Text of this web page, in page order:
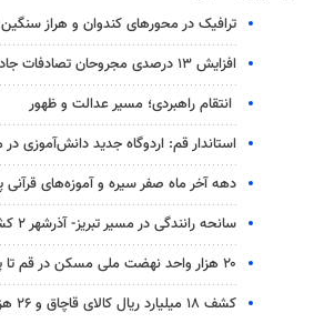
ترافیک در محورهای کندوان و هراز
افزایش ۱۳ درصدی مجروحان تصادفات جاده‌ای در ایام اربعین
انتقام راهبردی؛ مسیر عدالت و ظهور
استاندار قم: اردوگاه جدید دانش‌آموزی
دهه آخر ماه صفر سیره و آموزه‌های قرآنی
سانحه رانندگی در مسیر تبریز- آذرشهر ۲ کشته بر جای گذاشت
۲۰ هزار واحد نهضت ملی مسکن در قم تا پایان سال تحویل داده می‌شود
کشف ۱۸ میلیارد ریال کالای قاچاق و ۲۶ هزار لیتر گازوئیل در بندرلنگه